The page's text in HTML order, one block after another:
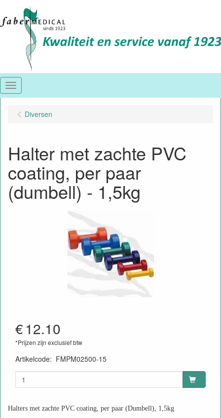
Menu
Diversen
Halter met zachte PVC
coating, per paar
(dumbell) - 1,5kg
€12.10
*Prijzen zijn exclusief btw
Artikelcode: FMPM02500-15
Halters met zachte PVC coating, per paar (Dumbell), 1,5kg